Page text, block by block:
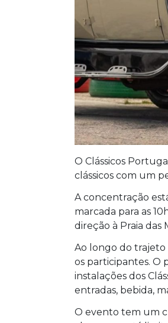
O Clássicos
clássicos com um
A concentração
marcada para as
direção à Praia das
Ao longo do trajeto
os participantes. O
instalações dos
entradas, bebida,
O evento tem um